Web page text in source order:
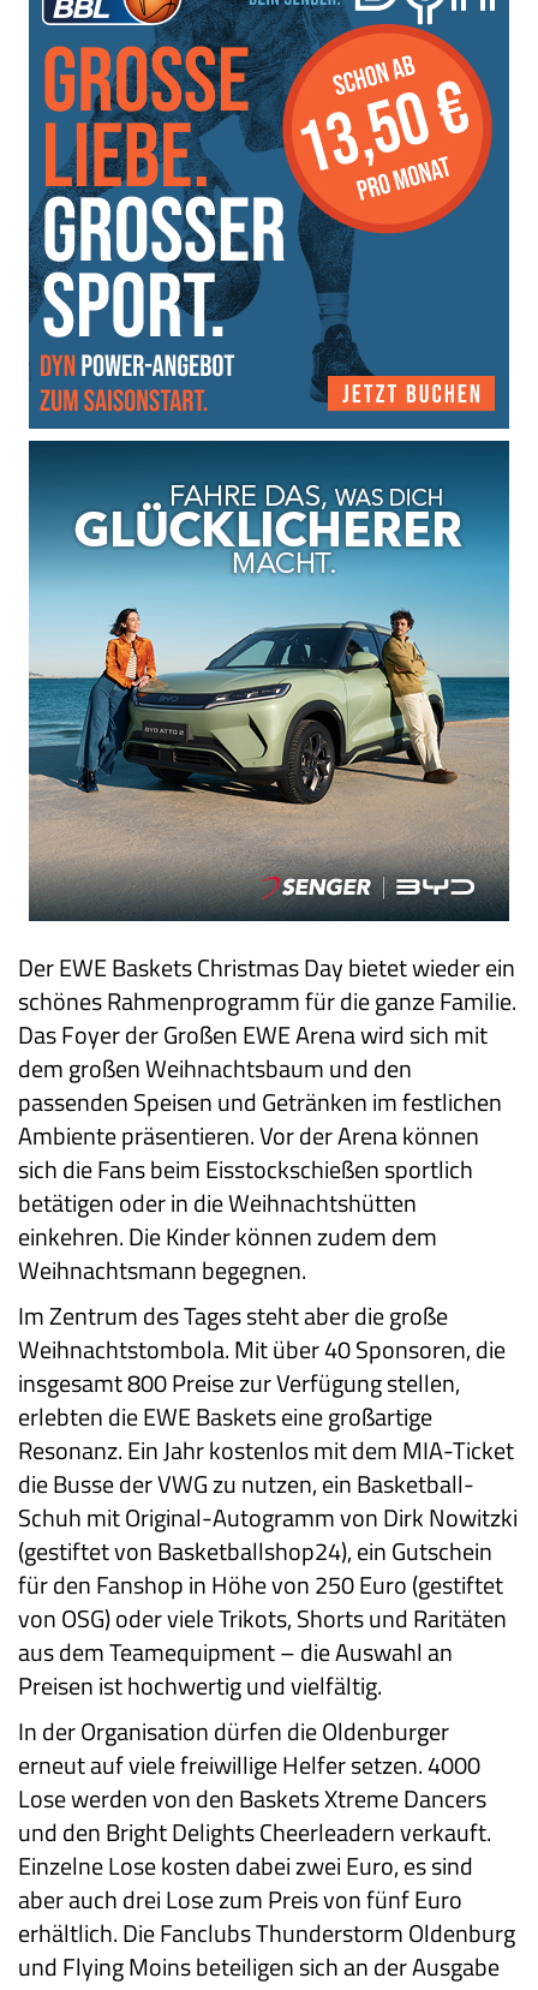
Der EWE Baskets Christmas Day bietet wieder ein
schönes Rahmenprogramm für die ganze Familie.
Das Foyer der Großen EWE Arena wird sich mit
dem großen Weihnachtsbaum und den
passenden Speisen und Getränken im festlichen
Ambiente präsentieren. Vor der Arena können
sich die Fans beim Eisstockschießen sportlich
betätigen oder in die Weihnachtshütten
einkehren. Die Kinder können zudem dem
Weihnachtsmann begegnen.
Im Zentrum des Tages steht aber die große
Weihnachtstombola. Mit über 40 Sponsoren, die
insgesamt 800 Preise zur Verfügung stellen,
erlebten die EWE Baskets eine großartige
Resonanz. Ein Jahr kostenlos mit dem MIA-Ticket
die Busse der VWG zu nutzen, ein Basketball-
Schuh mit Original-Autogramm von Dirk Nowitzki
(gestiftet von Basketballshop24), ein Gutschein
für den Fanshop in Höhe von 250 Euro (gestiftet
von OSG) oder viele Trikots, Shorts und Raritäten
aus dem Teamequipment – die Auswahl an
Preisen ist hochwertig und vielfältig.
In der Organisation dürfen die Oldenburger
erneut auf viele freiwillige Helfer setzen. 4000
Lose werden von den Baskets Xtreme Dancers
und den Bright Delights Cheerleadern verkauft.
Einzelne Lose kosten dabei zwei Euro, es sind
aber auch drei Lose zum Preis von fünf Euro
erhältlich. Die Fanclubs Thunderstorm Oldenburg
und Flying Moins beteiligen sich an der Ausgabe